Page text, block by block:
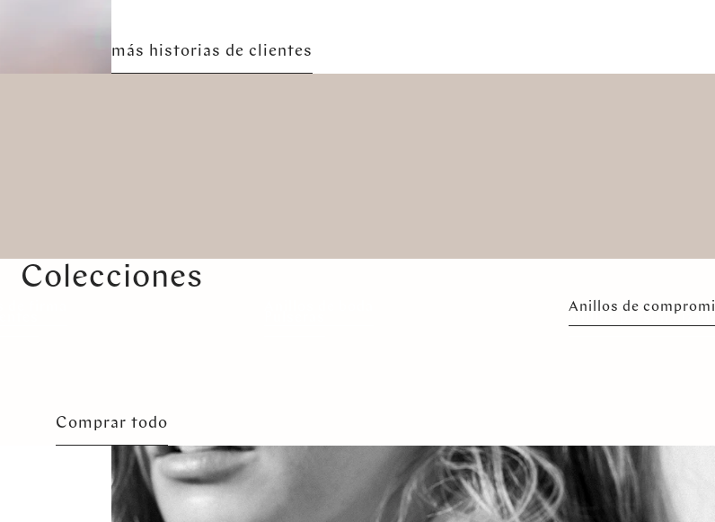
más historias de clientes
Colecciones
Anillos de
anillos
Comprar todo